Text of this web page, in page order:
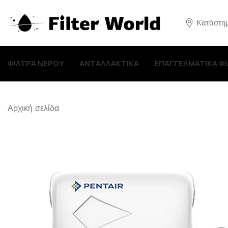
ΦΙΛΤΡΑ ΝΕΡΟΥ ΑΝΤΑΛΛΑΚΤΙΚΑ ΕΠΑΓΓΕΛΜΑΤΙΚΑ
Αρχική σελίδα